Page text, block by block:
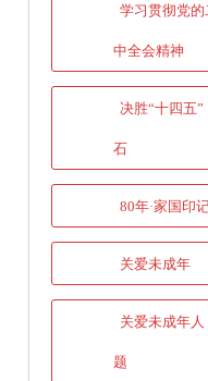
学习贯彻党的
中全会精神
决胜“十四五
石
80年·家国印
关爱未成年
关爱未成年人
题